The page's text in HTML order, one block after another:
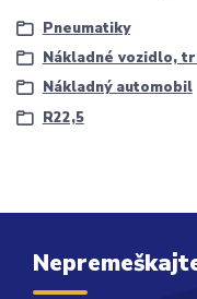
Pneumatiky
Nákladné vozidlo,
Nákladný automobil
R22,5